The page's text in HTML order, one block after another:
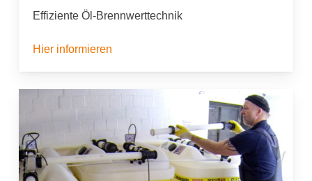
Effiziente Öl-Brennwerttechnik
Hier informieren